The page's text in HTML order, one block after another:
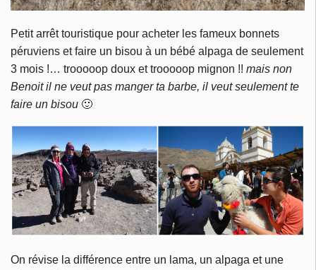
Petit arrêt touristique pour acheter les fameux bonnets
péruviens et faire un bisou à un bébé alpaga de seulement
3 mois !… trooooop doux et trooooop mignon !! mais non
Benoit il ne veut pas manger ta barbe, il veut seulement te
faire un bisou 🙂
On révise la différence entre un lama, un alpaga et une